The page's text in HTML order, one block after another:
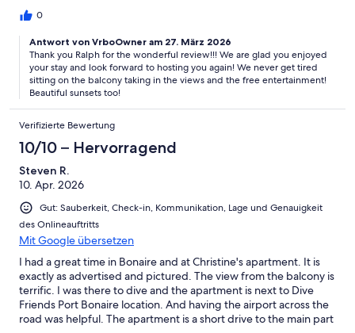
peaceful place to stay with everything you need for a relaxing
0
Antwort von VrboOwner am 27. März 2026
Thank you Ralph for the wonderful review!!! We are glad you enjoyed
your stay and look forward to hosting you again! We never get tired
sitting on the balcony taking in the views and the free entertainment!
Beautiful sunsets too!
Verifizierte Bewertung
10/10 – Hervorragend
Steven R.
10. Apr. 2026
Gut: Sauberkeit, Check-in, Kommunikation, Lage und Genauigkeit
des Onlineauftritts
Mit Google übersetzen
I had a great time in Bonaire and at Christine's apartment. It is
exactly as advertised and pictured. The view from the balcony is
terrific. I was there to dive and the apartment is next to Dive
Friends Port Bonaire location. And having the airport across the
road was helpful. The apartment is a short drive to the main part